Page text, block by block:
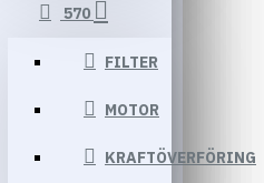
570
FILTER
MOTOR
KRAFTÖVERFÖRING